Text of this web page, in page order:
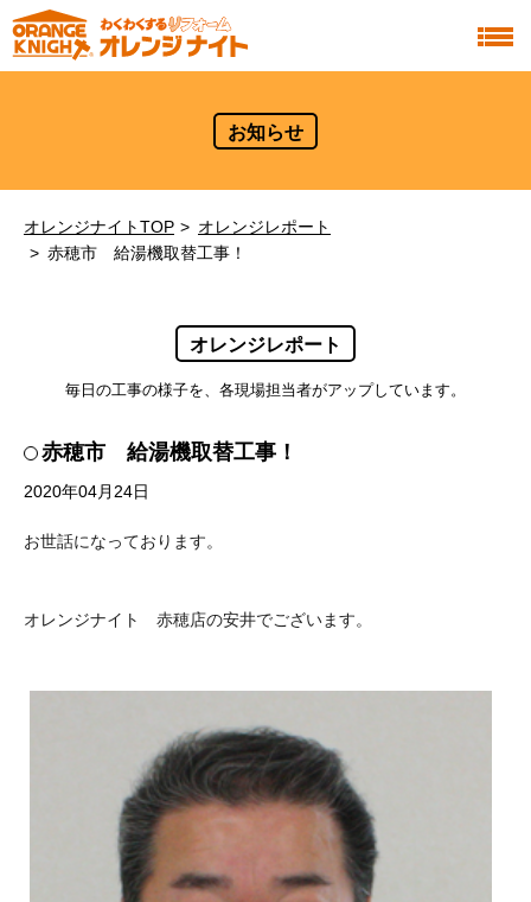
お知らせ
オレンジナイトTOP
オレンジレポート
赤穂市 給湯機取替工事！
オレンジレポート
毎日の工事の様子を、各現場担当者がアップしています。
赤穂市 給湯機取替工事！
2020年04月24日
お世話になっております。
オレンジナイト 赤穂店の安井でございます。